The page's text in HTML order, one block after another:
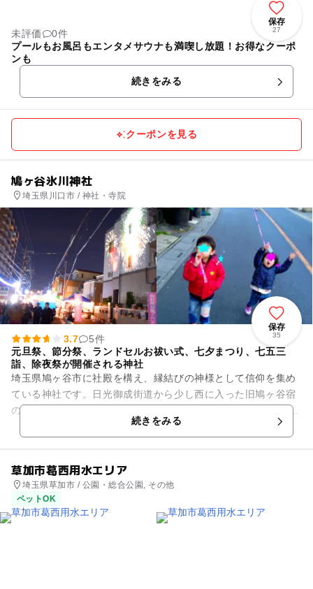
保存
27
未評価
0件
プールもお風呂もエンタメサウナも満喫し放題！お得なクーポ
ンも
続きをみる
クーポンを見る
鳩ヶ谷氷川神社
埼玉県川口市 / 神社・寺院
保存
35
3.7
5件
元旦祭、節分祭、ランドセルお祓い式、七夕まつり、七五三
詣、除夜祭が開催される神社
埼玉県鳩ヶ谷市に社殿を構え、縁結びの神様として信仰を集め
ている神社です。日光御成街道から少し西に入った旧鳩ヶ谷宿
の中心の高台に位置しています。1394年に創建されたと伝えら
続きをみる
草加市葛西用水エリア
埼玉県草加市 / 公園・総合公園, その他
ペットOK